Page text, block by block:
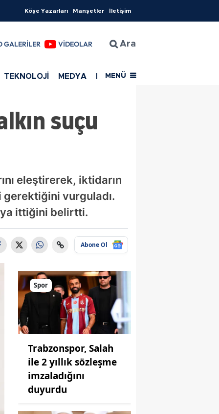
Köşe Yazarları Manşetler İletişim
GALERİLER VİDEOLAR Ara
TEKNOLOJİ MEDYA EĞİTİM SAĞLIK
MENÜ
suçu
eleştirerek, iktidarın
gerektiğini vurguladı.
ittiğini belirtti.
Abone Ol
Spor
Trabzonspor, Salah
ile 2 yıllık sözleşme
imzaladığını
duyurdu